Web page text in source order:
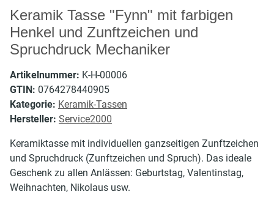
Keramik Tasse "Fynn" mit farbigen
Henkel und Zunftzeichen und
Spruchdruck Mechaniker
Artikelnummer: K-H-00006
GTIN: 0764278440905
Kategorie: Keramik-Tassen
Hersteller: Service2000
Keramiktasse mit individuellen ganzseitigen Zunftzeichen
und Spruchdruck (Zunftzeichen und Spruch). Das ideale
Geschenk zu allen Anlässen: Geburtstag, Valentinstag,
Weihnachten, Nikolaus usw.